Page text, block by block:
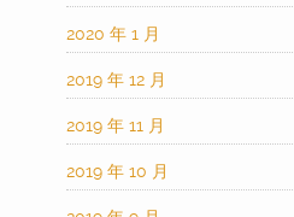
2020 年 1 月
2019 年 12 月
2019 年 11 月
2019 年 10 月